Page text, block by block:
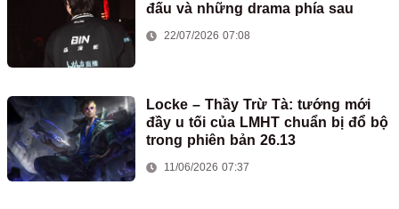
đấu và những drama phía sau
22/07/2026 07:08
Locke – Thầy Trừ Tà: tướng mới
đầy u tối của LMHT chuẩn bị đổ bộ
trong phiên bản 26.13
11/06/2026 07:37